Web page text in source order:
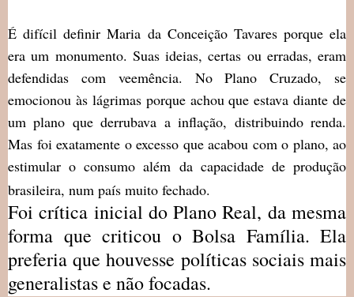
É difícil definir Maria da Conceição Tavares porque ela
era um monumento. Suas ideias, certas ou erradas, eram
defendidas com veemência. No Plano Cruzado, se
emocionou às lágrimas porque achou que estava diante de
um plano que derrubava a inflação, distribuindo renda.
Mas foi exatamente o excesso que acabou com o plano, ao
estimular o consumo além da capacidade de produção
brasileira, num país muito fechado.
Foi crítica inicial do Plano Real, da mesma
forma que criticou o Bolsa Família. Ela
preferia que houvesse políticas sociais mais
generalistas e não focadas.